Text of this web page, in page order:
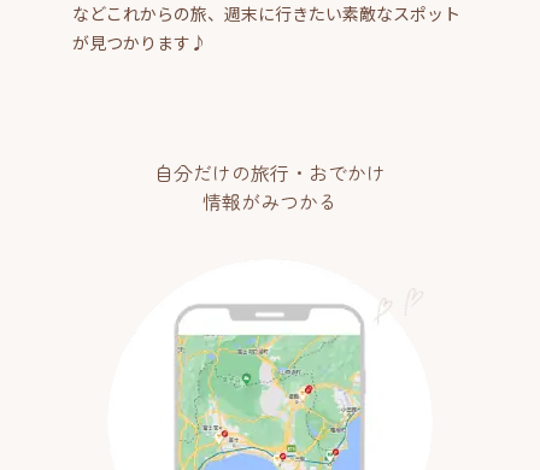
などこれからの旅、週末に行きたい素敵なスポット
が見つかります♪
自分だけの旅行・おでかけ
情報がみつかる